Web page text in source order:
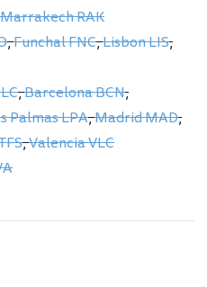
Marrakech RAK
,Funchal FNC,Lisbon LIS,
,Barcelona BCN,
Palmas LPA,Madrid MAD,
,Valencia VLC